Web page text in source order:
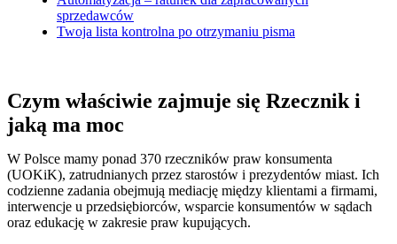
sprzedawców
Twoja lista kontrolna po otrzymaniu pisma
Czym właściwie zajmuje się Rzecznik i
jaką ma moc
W Polsce mamy ponad 370 rzeczników praw konsumenta
(UOKiK), zatrudnianych przez starostów i prezydentów miast. Ich
codzienne zadania obejmują mediację między klientami a firmami,
interwencje u przedsiębiorców, wsparcie konsumentów w sądach
oraz edukację w zakresie praw kupujących.